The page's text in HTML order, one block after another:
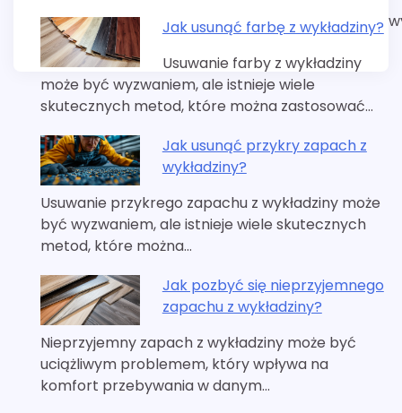
Jak usunąć farbę z wykładziny?
Usuwanie farby z wykładziny
może być wyzwaniem, ale istnieje wiele
skutecznych metod, które można zastosować…
Jak usunąć przykry zapach z
wykładziny?
Usuwanie przykrego zapachu z wykładziny może
być wyzwaniem, ale istnieje wiele skutecznych
metod, które można…
Jak pozbyć się nieprzyjemnego
zapachu z wykładziny?
Nieprzyjemny zapach z wykładziny może być
uciążliwym problemem, który wpływa na
komfort przebywania w danym…